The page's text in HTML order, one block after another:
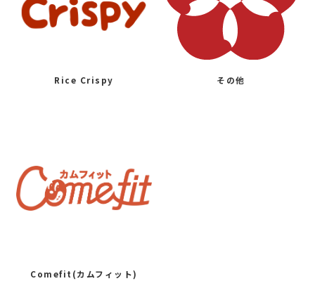
Rice Crispy その他
Comefit(カムフィット)